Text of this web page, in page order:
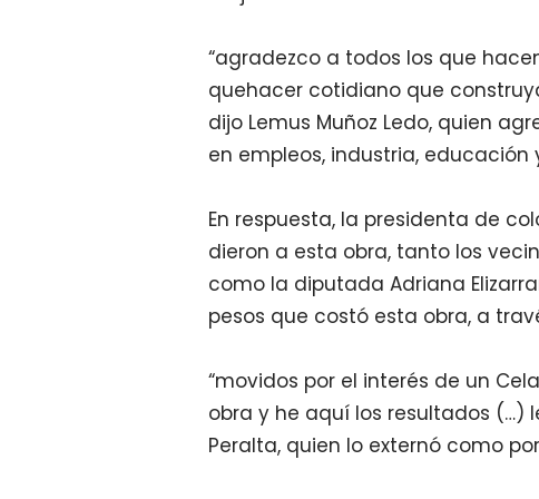
“agradezco a todos los que
quehacer cotidiano que
dijo Lemus Muñoz Ledo, quien
en empleos, industria,
En respuesta, la presidenta de
dieron a esta obra, tanto los
como la diputada Adriana
pesos que costó esta obra, a
“movidos por el interés de un
obra y he aquí los resultados (…)
Peralta, quien lo externó como